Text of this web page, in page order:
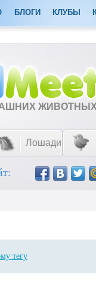
БЛОГИ КЛУБЫ
Лошади
тегу